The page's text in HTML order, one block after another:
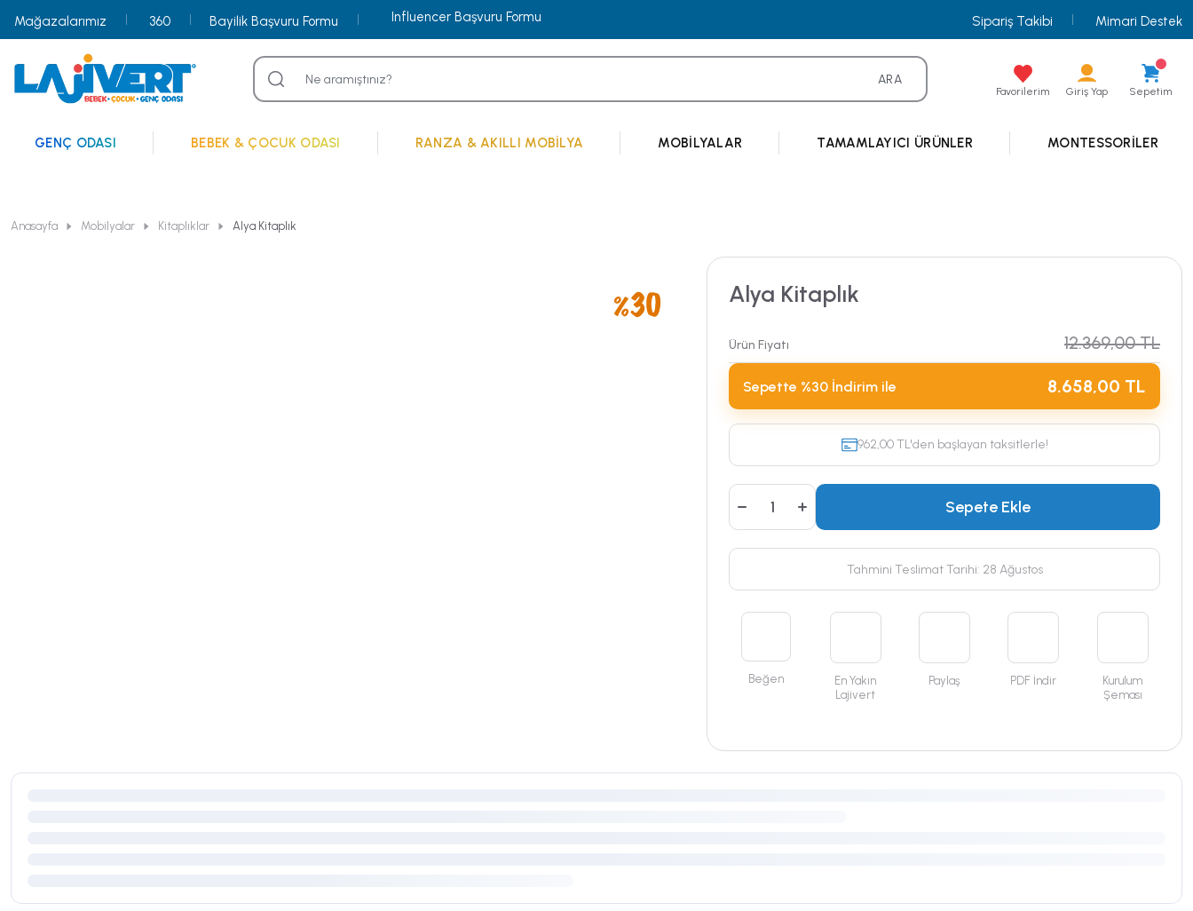
Mağazalarımız 360 Bayilik Başvuru Formu Influencer Başvuru Formu Sipariş Takibi Mimari Destek
ARA
Favorilerim Giriş Yap Sepetim
GENÇ ODASI BEBEK & ÇOCUK ODASI RANZA & AKILLI MOBILYA MOBILYALAR TAMAMLAYICI ÜRÜNLER MONTESSORILER
Anasayfa Mobilyalar Kitaplıklar Alya Kitaplık
Alya Kitaplık
Ürün Fiyatı 12.369,00 TL
Sepette %30 İndirim ile 8.658,00 TL
962,00 TL'den başlayan taksitlerle!
Sepete Ekle
Tahmini Teslimat Tarihi: 28 Ağustos
En Yakın
Lajivert
Paylaş PDF İndir
Kurulum
Şeması